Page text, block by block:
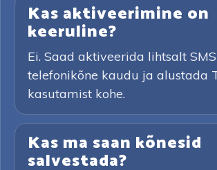
Kas aktiveerimine on
keeruline?
Ei. Saad aktiveerida lihtsalt
telefonikõne kaudu ja alustada
kasutamist kohe.
Kas ma saan kõnesid
salvestada?